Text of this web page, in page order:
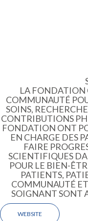
LA FONDATION
COMMUNAUTÉ
SOINS,
CONTRIBUTIONS
FONDATION ONT
EN CHARGE DES
FAIRE
SCIENTIFIQUES
POUR LE BIEN-
PATIENTS,
COMMUNAUTÉ
SOIGNANT SONT
WEBSITE